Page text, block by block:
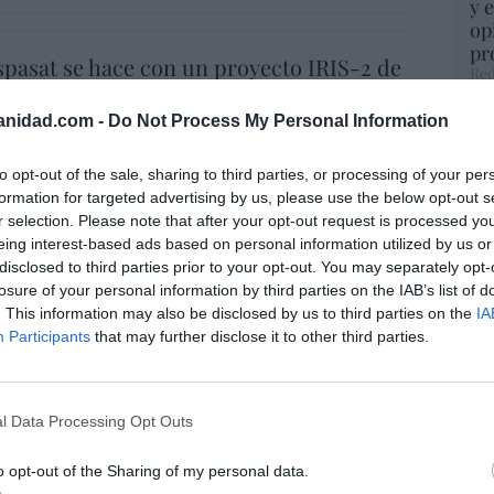
- Do Not Process My Personal Information
opt-out of the sale, sharing to third parties, or processing of your
for targeted advertising by us, please use the below opt-out
selection. Please note that after your opt-out request is processed
interest-based ads based on personal information utilized by us
to third parties prior to your opt-out. You may separately
of your personal information by third parties on the IAB’s list of
This information may also be disclosed by us to third parties on the
Participants that may further disclose it to other third parties.
Data Processing Opt Outs
opt-out of the Sharing of my personal data.
se hace con un proyecto IRIS-2 de
07/08/26 15:07
Discovery’ asume ya 600 millones en
su fusión con Paramount
07/08/26 15:10
británica easyJet pasará a manos del
total
07/08/26 14:09
Comienza el diálogo entre chavismo y
y